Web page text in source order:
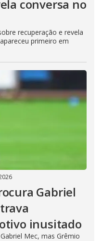
conversa no
recuperação e revela
primeiro em
Gabriel
inusitado
Mec, mas Grêmio